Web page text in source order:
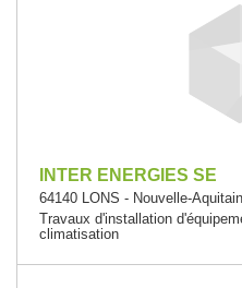
INTER ENERGIES SE
64140 LONS - Nouvelle-
Travaux d'installation
climatisation